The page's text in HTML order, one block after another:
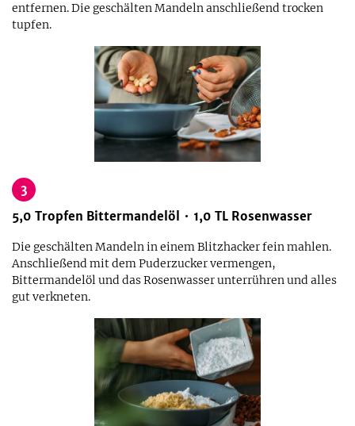
entfernen. Die geschälten Mandeln anschließend trocken
tupfen.
3
5,0 Tropfen Bittermandelöl 1,0 TL Rosenwasser
Die geschälten Mandeln in einem Blitzhacker fein mahlen.
Anschließend mit dem Puderzucker vermengen,
Bittermandelöl und das Rosenwasser unterrühren und alles
gut verkneten.